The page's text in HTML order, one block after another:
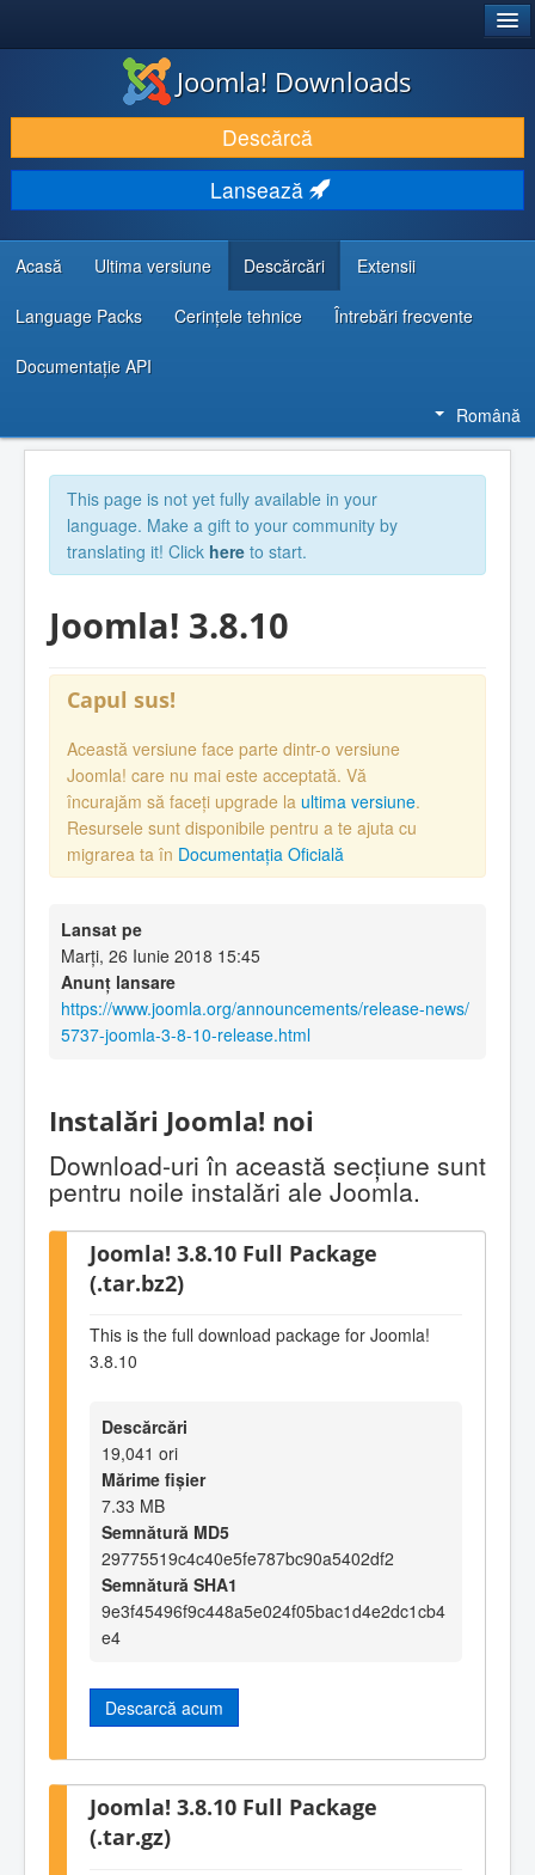
DESCARCĂ & ȘI EXTINDE
DESCOPERĂ & ÎNVAȚĂ
COMUNITATE & SUPORT
RESURSE DEZVOLTATORI
Joomla! Downloads
Descărcă
Lansează
Acasă Ultima versiune Descărcări Extensii
Language Packs Cerințele tehnice Întrebări frecvente
Documentaţie API
Română
This page is not yet fully available in your
language. Make a gift to your community by
translating it! Click here to start.
Joomla! 3.8.10
Capul sus!
Această versiune face parte dintr-o versiune
Joomla! care nu mai este acceptată. Vă
încurajăm să faceți upgrade la ultima versiune.
Resursele sunt disponibile pentru a te ajuta cu
migrarea ta în Documentația Oficială
Lansat pe
Marți, 26 Iunie 2018 15:45
Anunț lansare
https://www.joomla.org/announcements/release-news/
5737-joomla-3-8-10-release.html
Instalări Joomla! noi
Download-uri în această secţiune sunt
pentru noile instalări ale Joomla.
Joomla! 3.8.10 Full Package
(.tar.bz2)
This is the full download package for Joomla!
3.8.10
Descărcări
19,041 ori
Mărime fișier
7.33 MB
Semnătură MD5
29775519c4c40e5fe787bc90a5402df2
Semnătură SHA1
9e3f45496f9c448a5e024f05bac1d4e2dc1cb4
e4
Descarcă acum
Joomla! 3.8.10 Full Package
(.tar.gz)